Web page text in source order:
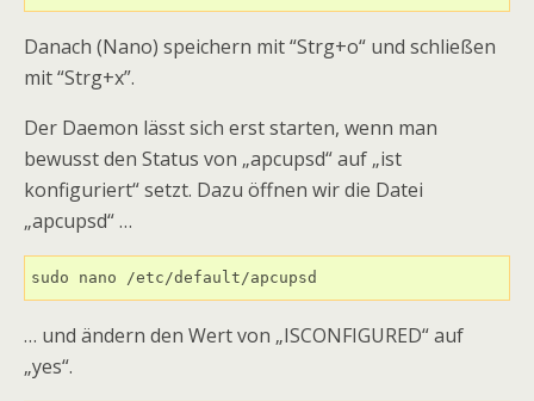
Danach (Nano) speichern mit “Strg+o“ und schließen
mit “Strg+x”.
Der Daemon lässt sich erst starten, wenn man
bewusst den Status von „apcupsd“ auf „ist
konfiguriert“ setzt. Dazu öffnen wir die Datei
„apcupsd“ …
sudo nano /etc/default/apcupsd
… und ändern den Wert von „ISCONFIGURED“ auf
„yes“.